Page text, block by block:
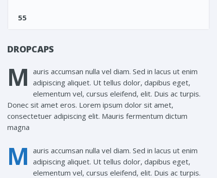
55
DROPCAPS
M auris accumsan nulla vel diam. Sed in lacus ut enim
adipiscing aliquet. Ut tellus dolor, dapibus eget,
elementum vel, cursus eleifend, elit. Duis ac turpis.
Donec sit amet eros. Lorem ipsum dolor sit amet,
consectetuer adipiscing elit. Mauris fermentum dictum
magna
M auris accumsan nulla vel diam. Sed in lacus ut enim
adipiscing aliquet. Ut tellus dolor, dapibus eget,
elementum vel, cursus eleifend, elit. Duis ac turpis.